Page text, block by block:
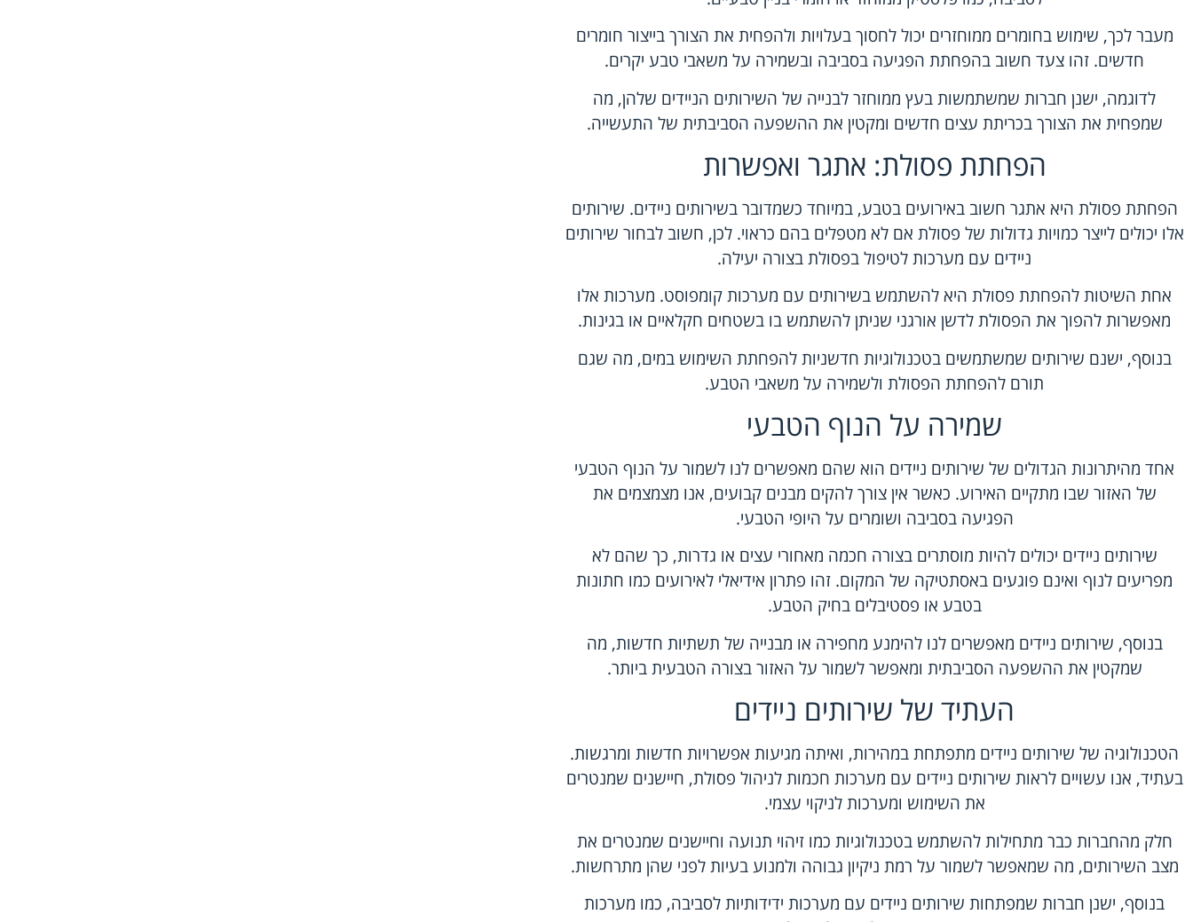
מעבר לכך, שימוש בחומרים ממוחזרים יכול לחסוך בעלויות ולהפחית את הצורך בייצור חומרים
חדשים. זהו צעד חשוב בהפחתת הפגיעה בסביבה ובשמירה על משאבי טבע יקרים.
לדוגמה, ישנן חברות שמשתמשות בעץ ממוחזר לבנייה של השירותים הניידים שלהן, מה
שמפחית את הצורך בכריתת עצים חדשים ומקטין את ההשפעה הסביבתית של התעשייה.
הפחתת פסולת: אתגר ואפשרות
הפחתת פסולת היא אתגר חשוב באירועים בטבע, במיוחד כשמדובר בשירותים ניידים. שירותים
אלו יכולים לייצר כמויות גדולות של פסולת אם לא מטפלים בהם כראוי. לכן, חשוב לבחור שירותים
ניידים עם מערכות לטיפול בפסולת בצורה יעילה.
אחת השיטות להפחתת פסולת היא להשתמש בשירותים עם מערכות קומפוסט. מערכות אלו
מאפשרות להפוך את הפסולת לדשן אורגני שניתן להשתמש בו בשטחים חקלאיים או בגינות.
בנוסף, ישנם שירותים שמשתמשים בטכנולוגיות חדשניות להפחתת השימוש במים, מה שגם
תורם להפחתת הפסולת ולשמירה על משאבי הטבע.
שמירה על הנוף הטבעי
אחד מהיתרונות הגדולים של שירותים ניידים הוא שהם מאפשרים לנו לשמור על הנוף הטבעי
של האזור שבו מתקיים האירוע. כאשר אין צורך להקים מבנים קבועים, אנו מצמצמים את
הפגיעה בסביבה ושומרים על היופי הטבעי.
שירותים ניידים יכולים להיות מוסתרים בצורה חכמה מאחורי עצים או גדרות, כך שהם לא
מפריעים לנוף ואינם פוגעים באסתטיקה של המקום. זהו פתרון אידיאלי לאירועים כמו חתונות
בטבע או פסטיבלים בחיק הטבע.
בנוסף, שירותים ניידים מאפשרים לנו להימנע מחפירה או מבנייה של תשתיות חדשות, מה
שמקטין את ההשפעה הסביבתית ומאפשר לשמור על האזור בצורה הטבעית ביותר.
העתיד של שירותים ניידים
הטכנולוגיה של שירותים ניידים מתפתחת במהירות, ואיתה מגיעות אפשרויות חדשות ומרגשות.
בעתיד, אנו עשויים לראות שירותים ניידים עם מערכות חכמות לניהול פסולת, חיישנים שמנטרים
את השימוש ומערכות לניקוי עצמי.
חלק מהחברות כבר מתחילות להשתמש בטכנולוגיות כמו זיהוי תנועה וחיישנים שמנטרים את
מצב השירותים, מה שמאפשר לשמור על רמת ניקיון גבוהה ולמנוע בעיות לפני שהן מתרחשות.
בנוסף, ישנן חברות שמפתחות שירותים ניידים עם מערכות ידידותיות לסביבה, כמו מערכות